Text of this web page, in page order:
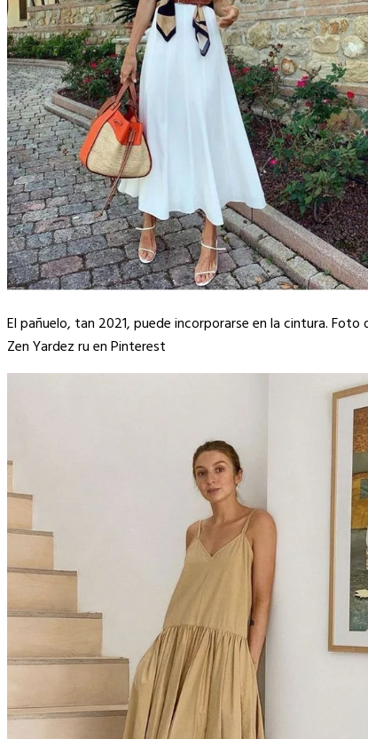
El pañuelo, tan 2021, puede incorporarse en la cintura. Foto
Zen Yardez ru en Pinterest